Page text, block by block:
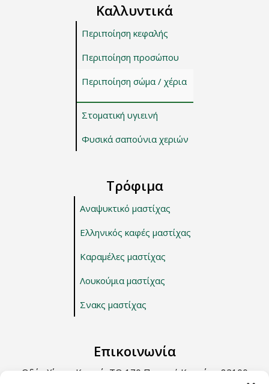
Καλλυντικά
Περιποίηση κεφαλής
Περιποίηση προσώπου
Περιποίηση σώμα / χέρια
Στοματική υγιεινή
Φυσικά σαπούνια χεριών
Τρόφιμα
Αναψυκτικό μαστίχας
Ελληνικός καφές μαστίχας
Καραμέλες μαστίχας
Λουκούμια μαστίχας
Σνακς μαστίχας
Επικοινωνία
Οδός Χίου – Καρφά, ΤΘ 170 Περιοχή Κοντάρι, 82100